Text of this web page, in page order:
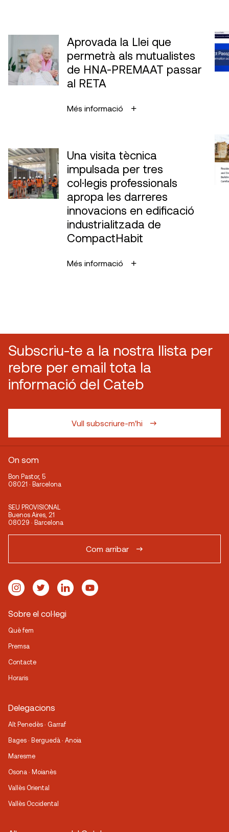
Aprovada la Llei que
permetrà als mutualistes
de HNA-PREMAAT passar
al RETA
Més informació
Una visita tècnica
impulsada per tres
col·legis professionals
apropa les darreres
innovacions en edificació
industrialitzada de
CompactHabit
Més informació
Subscriu-te a la nostra llista per
rebre per email tota la
informació del Cateb
Vull subscriure-m'hi
On som
Bon Pastor, 5
08021 · Barcelona
SEU PROVISIONAL
Buenos Aires, 21
08029 · Barcelona
Com arribar
Sobre el col·legi
Què fem
Premsa
Contacte
Horaris
Delegacions
Alt Penedès · Garraf
Bages · Berguedà · Anoia
Maresme
Osona · Moianès
Vallès Oriental
Vallès Occidental